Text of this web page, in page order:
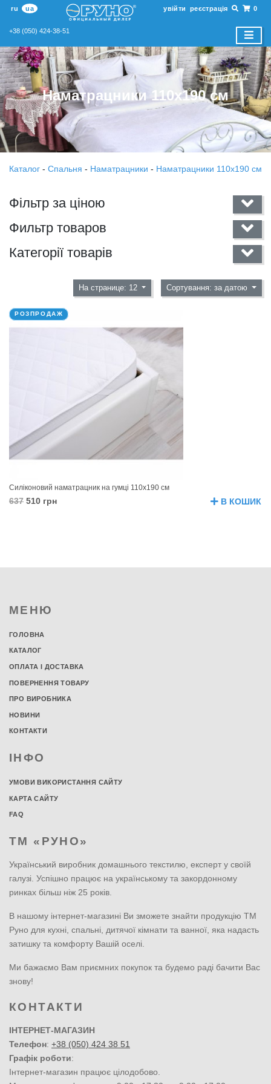
ru ua увійти реєстрація 0
+38 (050) 424-38-51
Наматрацники 110х190 см
Каталог - Спальня - Наматрацники - Наматрацники 110х190 см
Фільтр за ціною
Фильтр товаров
Категорії товарів
На странице: 12 Сортування: за датою
РОЗПРОДАЖ
Силіконовий наматрацник на гумці 110х190 см
637 510 грн В КОШИК
МЕНЮ
ГОЛОВНА
КАТАЛОГ
ОПЛАТА І ДОСТАВКА
ПОВЕРНЕННЯ ТОВАРУ
ПРО ВИРОБНИКА
НОВИНИ
КОНТАКТИ
ІНФО
УМОВИ ВИКОРИСТАННЯ САЙТУ
КАРТА САЙТУ
FAQ
ТМ «РУНО»
Український виробник домашнього текстилю, експерт у своїй
галузі. Успішно працює на українському та закордонному
ринках більш ніж 25 років.
В нашому інтернет-магазині Ви зможете знайти продукцію ТМ
Руно для кухні, спальні, дитячої кімнати та ванної, яка надасть
затишку та комфорту Вашій оселі.
Ми бажаємо Вам приємних покупок та будемо раді бачити Вас
знову!
КОНТАКТИ
ІНТЕРНЕТ-МАГАЗИН
Телефон: +38 (050) 424 38 51
Графік роботи:
Інтернет-магазин працює цілодобово.